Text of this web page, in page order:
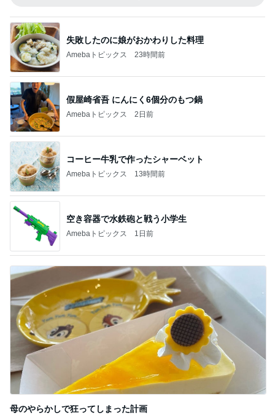
失敗したのに娘がおかわりした料理
Amebaトピックス 23時間前
假屋崎省吾 にんにく6個分のもつ鍋
Amebaトピックス 2日前
コーヒー牛乳で作ったシャーベット
Amebaトピックス 13時間前
空き容器で水鉄砲と戦う小学生
Amebaトピックス 1日前
母のやらかしで狂ってしまった計画